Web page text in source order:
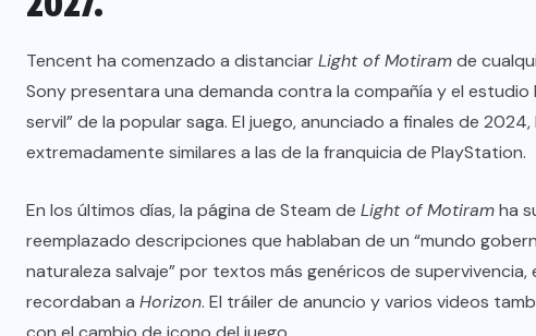
Tencent ha comenzado a distanciarLight of Motiramde
Sony presentara una demanda contra la compañía y el
servil” de la popular saga. El juego, anunciado a finales de
extremadamente similares a las de la franquicia de PlayStation.
En los últimos días, la página de Steam de Light of Motiramha
reemplazado descripciones que hablaban de un “mundo
naturaleza salvaje” por textos más genéricos de
recordaban a Horizon. El tráiler de anuncio y varios videos